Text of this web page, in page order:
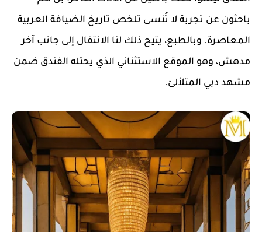
باحثون عن تجربة لا تُنسى تلخص تاريخ الضيافة العربية
المعاصرة. وبالطبع، يتيح ذلك لنا الانتقال إلى جانب آخر
مدهش، وهو الموقع الاستثنائي الذي يحتله الفندق ضمن
مشهد دبي المتلألئ.